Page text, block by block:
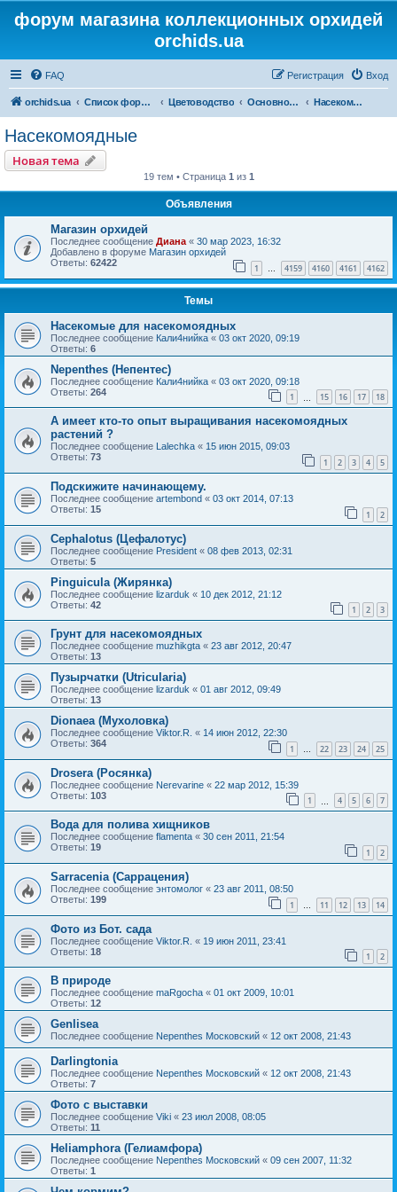
форум магазина коллекционных орхидей
orchids.ua
FAQ Вход
Регистрация
orchids.ua Список форумов Цветоводство Основной форум Насекомоядные
Насекомоядные
Новая тема
19 тем • Страница 1 из 1
Объявления
Магазин орхидей
Последнее сообщение Диана « 30 мар 2023, 16:32
Добавлено в форуме Магазин орхидей
Ответы: 62422 1 … 4159 4160 4161 4162
Темы
Насекомые для насекомоядных
Последнее сообщение Кали4нийка « 03 окт 2020, 09:19
Ответы: 6
Nepenthes (Непентес)
Последнее сообщение Кали4нийка « 03 окт 2020, 09:18
Ответы: 264 1 15 16 17 18
А имеет кто-то опыт выращивания насекомоядных
растений ?
Последнее сообщение Lalechka « 15 июн 2015, 09:03
Ответы: 73 1 2 3 4 5
Подскижите начинающему.
Последнее сообщение artembond « 03 окт 2014, 07:13
Ответы: 15 1 2
Cephalotus (Цефалотус)
Последнее сообщение President « 08 фев 2013, 02:31
Ответы: 5
Pinguicula (Жирянка)
Последнее сообщение lizarduk « 10 дек 2012, 21:12
Ответы: 42 1 2 3
Грунт для насекомоядных
Последнее сообщение muzhikgta « 23 авг 2012, 20:47
Ответы: 13
Пузырчатки (Utricularia)
Последнее сообщение lizarduk « 01 авг 2012, 09:49
Ответы: 13
Dionaea (Мухоловка)
Последнее сообщение Viktor.R. « 14 июн 2012, 22:30
Ответы: 364 1 … 22 23 24 25
Drosera (Росянка)
Последнее сообщение Nerevarine « 22 мар 2012, 15:39
Ответы: 103 1 4 5 6 7
Вода для полива хищников
Последнее сообщение flamenta « 30 сен 2011, 21:54
Ответы: 19 1 2
Sarracenia (Саррацения)
Последнее сообщение энтомолог « 23 авг 2011, 08:50
Ответы: 199 1 … 11 12 13 14
Фото из Бот. сада
Последнее сообщение Viktor.R. « 19 июн 2011, 23:41
Ответы: 18 1 2
В природе
Последнее сообщение maRgocha « 01 окт 2009, 10:01
Ответы: 12
Genlisea
Последнее сообщение Nepenthes Московский « 12 окт 2008, 21:43
Darlingtonia
Последнее сообщение Nepenthes Московский « 12 окт 2008, 21:43
Ответы: 7
Фото с выставки
Последнее сообщение Viki « 23 июл 2008, 08:05
Ответы: 11
Heliamphora (Гелиамфора)
Последнее сообщение Nepenthes Московский « 09 сен 2007, 11:32
Ответы: 1